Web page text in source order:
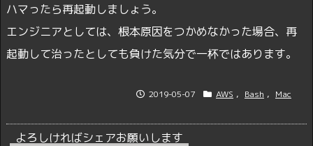
ハマったら再起動しましょう。
エンジニアとしては、根本原因をつかめなかった場合、再
起動して治ったとしても負けた気分で一杯ではあります。
2019-05-07 AWS , Bash , Mac
よろしければシェアお願いします